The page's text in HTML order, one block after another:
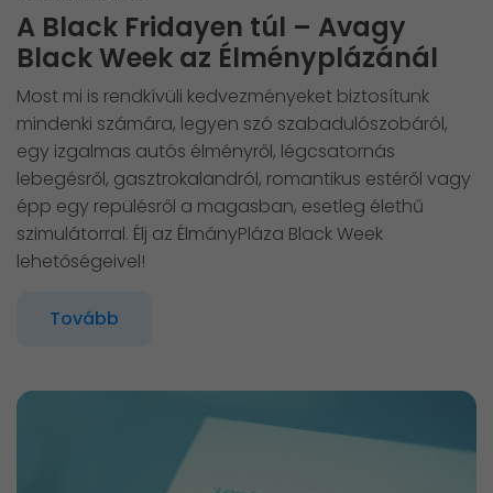
A Black Fridayen túl – Avagy
Black Week az Élményplázánál
Most mi is rendkívüli kedvezményeket biztosítunk
mindenki számára, legyen szó szabadulószobáról,
egy izgalmas autós élményről, légcsatornás
lebegésről, gasztrokalandról, romantikus estéről vagy
épp egy repülésről a magasban, esetleg élethű
szimulátorral. Élj az ÉlmányPláza Black Week
lehetőségeivel!
Tovább